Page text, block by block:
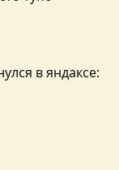
в яндаксе: